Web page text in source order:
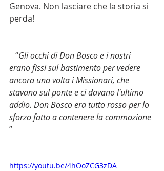
Genova. Non lasciare che la storia si
perda!
   “
Gli occhi di Don Bosco e i nostri
erano fissi sul bastimento per vedere
ancora una volta i Missionari, che
stavano sul ponte e ci davano l'ultimo
addio. Don Bosco era tutto rosso per lo
sforzo fatto a contenere la commozione
”
https://youtu.be/4hOoZCG3zDA